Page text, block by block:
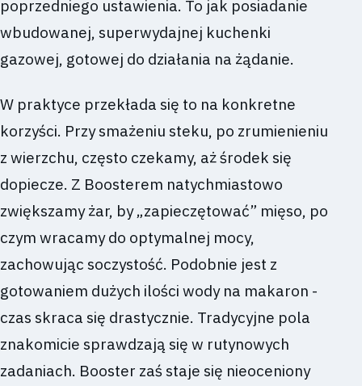
poprzedniego ustawienia. To jak posiadanie
wbudowanej, superwydajnej kuchenki
gazowej, gotowej do działania na żądanie.
W praktyce przekłada się to na konkretne
korzyści. Przy smażeniu steku, po zrumienieniu
z wierzchu, często czekamy, aż środek się
dopiecze. Z Boosterem natychmiastowo
zwiększamy żar, by „zapieczętować” mięso, po
czym wracamy do optymalnej mocy,
zachowując soczystość. Podobnie jest z
gotowaniem dużych ilości wody na makaron -
czas skraca się drastycznie. Tradycyjne pola
znakomicie sprawdzają się w rutynowych
zadaniach. Booster zaś staje się nieoceniony